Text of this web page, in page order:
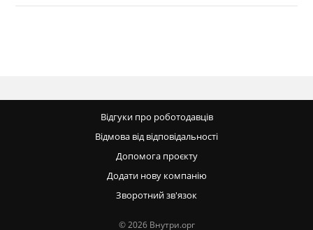
Відгуки про роботодавців
Відмова від відповідальності
Допомога проєкту
Додати нову компанію
Зворотний зв'язок
© 2026 Внутри.орг